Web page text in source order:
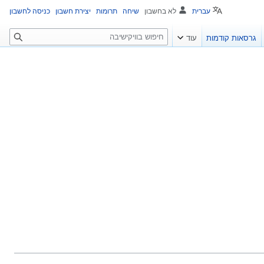
עברית לא בחשבון שיחה תרומות יצירת חשבון כניסה לחשבון
גרסאות קודמות עוד
ח
י